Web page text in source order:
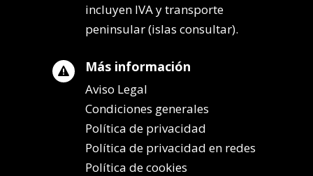
incluyen IVA y transporte
peninsular (islas consultar).
 Más información
Aviso Legal
Condiciones generales
Política de privacidad
Política de privacidad en redes
Política de cookies